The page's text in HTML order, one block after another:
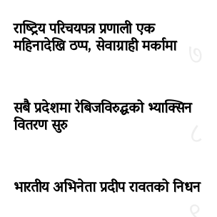
राष्ट्रिय परिचयपत्र प्रणाली एक
महिनादेखि ठप्प, सेवाग्राही मर्कामा
सबै प्रदेशमा रेबिजविरुद्धको भ्याक्सिन
वितरण सुरु
भारतीय अभिनेता प्रदीप रावतको निधन